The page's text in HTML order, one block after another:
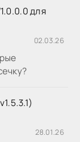
для
02.03.26
28.01.26